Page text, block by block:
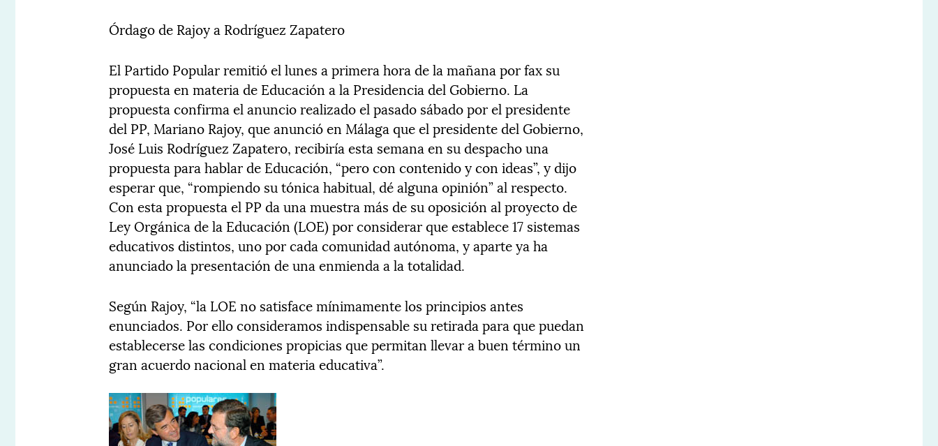
Órdago de Rajoy a Rodríguez Zapatero
El Partido Popular remitió el lunes a primera hora de la mañana por fax su
propuesta en materia de Educación a la Presidencia del Gobierno. La
propuesta confirma el anuncio realizado el pasado sábado por el presidente
del PP, Mariano Rajoy, que anunció en Málaga que el presidente del Gobierno,
José Luis Rodríguez Zapatero, recibiría esta semana en su despacho una
propuesta para hablar de Educación, “pero con contenido y con ideas”, y dijo
esperar que, “rompiendo su tónica habitual, dé alguna opinión” al respecto.
Con esta propuesta el PP da una muestra más de su oposición al proyecto de
Ley Orgánica de la Educación (LOE) por considerar que establece 17 sistemas
educativos distintos, uno por cada comunidad autónoma, y aparte ya ha
anunciado la presentación de una enmienda a la totalidad.
Según Rajoy, “la LOE no satisface mínimamente los principios antes
enunciados. Por ello consideramos indispensable su retirada para que puedan
establecerse las condiciones propicias que permitan llevar a buen término un
gran acuerdo nacional en materia educativa”.